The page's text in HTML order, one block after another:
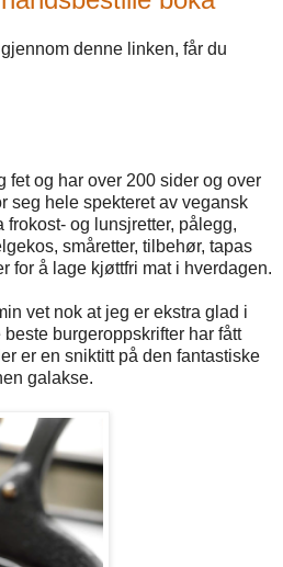
denne linken, får du
fet og har over 200 sider og over
seg hele spekteret av vegansk
frokost- og lunsjretter, pålegg,
småretter, tilbehør, tapas
for å lage kjøttfri mat i hverdagen.
vet nok at jeg er ekstra glad i
burgeroppskrifter har fått
er en sniktitt på den fantastiske
galakse.